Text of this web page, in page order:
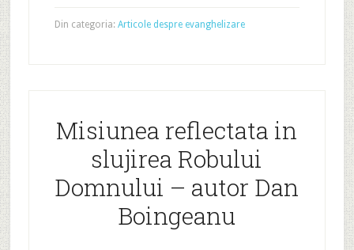
Din categoria: Articole despre evanghelizare
Misiunea reflectata in
slujirea Robului
Domnului – autor Dan
Boingeanu